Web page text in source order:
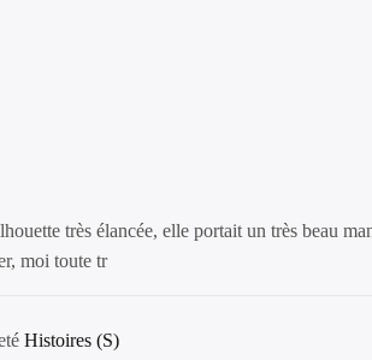
très élancée, elle portait un très beau
moi toute tr
Histoires (S)